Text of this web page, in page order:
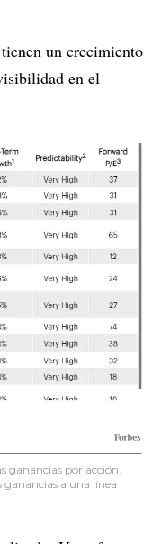
un crecimiento
en el
ganancias por acción,
ganancias a una línea